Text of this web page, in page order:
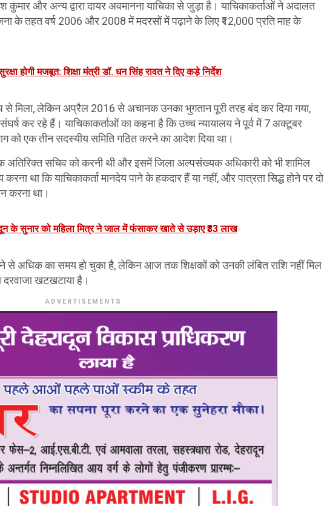
कुमार और अन्य द्वारा दायर अवमानना याचिका से जुड़ा है। याचिकाकर्ताओं ने अदालत
के तहत वर्ष 2006 और 2008 में मदरसों में पढ़ाने के लिए ₹12,000 प्रति माह के
होगी मजबूत: शिक्षा मंत्री डॉ. धन सिंह रावत ने दिए कड़े निर्देश
से मिला, लेकिन अप्रैल 2016 से अचानक उनका भुगतान पूरी तरह बंद कर दिया गया,
कर रहे हैं। याचिकाकर्ताओं का कहना है कि उच्च न्यायालय ने पूर्व में 7 अक्टूबर
को एक तीन सदस्यीय समिति गठित करने का आदेश दिया था।
अतिरिक्त सचिव को करनी थी और इसमें जिला अल्पसंख्यक अधिकारी को भी शामिल
था कि याचिकाकर्ता मानदेय पाने के हकदार हैं या नहीं, और पात्रता सिद्ध होने पर दो
करना था।
के सुनार को महिला मित्र ने जाल में फंसाकर खाते से उड़ाए ₹33 लाख
से अधिक का समय हो चुका है, लेकिन आज तक शिक्षकों को उनकी लंबित राशि नहीं मिल
खटखटाया है।
ADVERTISEMENTS